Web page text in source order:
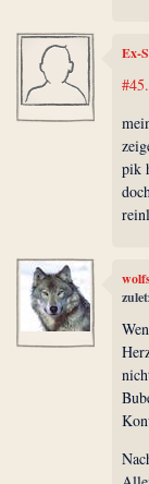
Ex-
pik